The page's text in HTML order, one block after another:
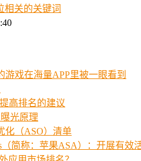
相关的关键词
游戏在海量APP里被一眼看到
高排名的建议
光原理
化（ASO）清单
（简称：苹果ASA）：开展有效